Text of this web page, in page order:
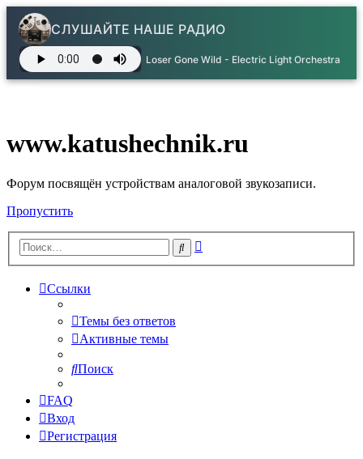
СЛУШАЙТЕ НАШЕ РАДИО
Loser Gone Wild - Electric Light Orchestra
www.katushechnik.ru
Форум посвящён устройствам аналоговой звукозаписи.
Пропустить
Поиск
Ссылки
Темы без ответов
Активные темы
Поиск
FAQ
Вход
Регистрация